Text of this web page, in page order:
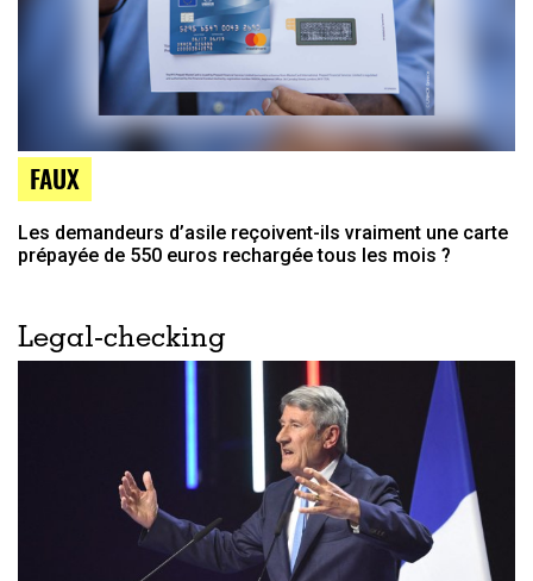
FAUX
Les demandeurs d’asile reçoivent-ils vraiment une carte
prépayée de 550 euros rechargée tous les mois ?
Legal-checking